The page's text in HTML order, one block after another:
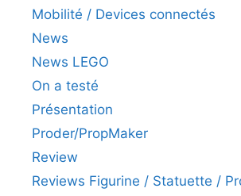
Mobilité / Devices connectés
News
News LEGO
On a testé
Présentation
Proder/PropMaker
Review
Reviews Figurine / Statuette /